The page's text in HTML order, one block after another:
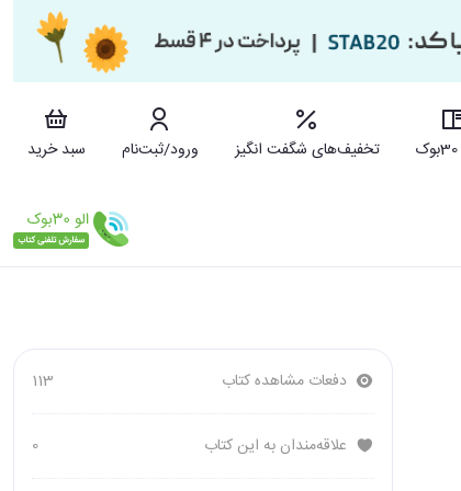
تخفیف‌های شگفت انگیز ورود/ثبت‌نام
سبد خرید
دفعات مشاهده کتاب 113
علاقه‌مندان به این کتاب 0